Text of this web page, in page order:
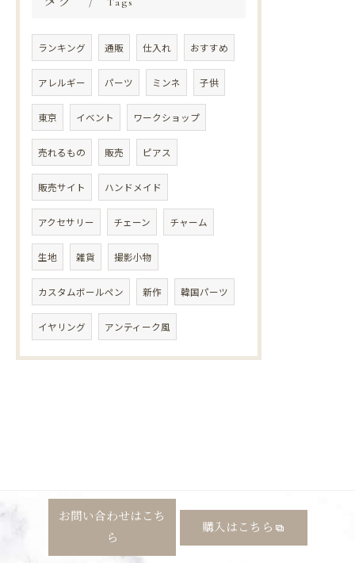
ランキング 通販 仕入れ おすすめ
アレルギー パーツ ミンネ 子供
東京 イベント ワークショップ
売れるもの 販売 ピアス
販売サイト ハンドメイド
アクセサリー チェーン チャーム
生地 雑貨 撮影小物
カスタムボールペン 新作 韓国パーツ
イヤリング アンティーク風
お問い合わせはこち
ら
購入はこちら